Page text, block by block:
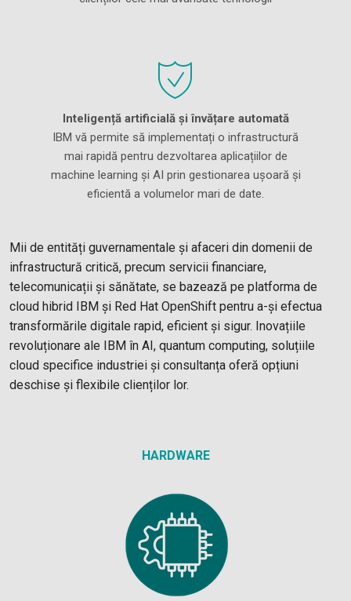
Inteligență artificială și învățare automată
IBM vă permite să implementați o infrastructură
mai rapidă pentru dezvoltarea aplicațiilor de
machine learning și AI prin gestionarea ușoară și
eficientă a volumelor mari de date.
Mii de entități guvernamentale și afaceri din domenii de
infrastructură critică, precum servicii financiare,
telecomunicații și sănătate, se bazează pe platforma de
cloud hibrid IBM și Red Hat OpenShift pentru a-și efectua
transformările digitale rapid, eficient și sigur. Inovațiile
revoluționare ale IBM în AI, quantum computing, soluțiile
cloud specifice industriei și consultanța oferă opțiuni
deschise și flexibile clienților lor.
HARDWARE